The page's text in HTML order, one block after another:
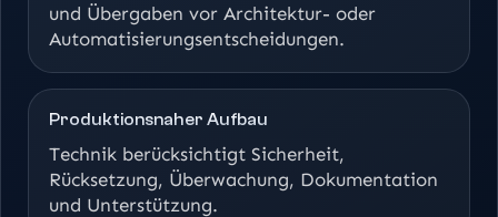
und Übergaben vor Architektur- oder
Automatisierungsentscheidungen.
Produktionsnaher Aufbau
Technik berücksichtigt Sicherheit,
Rücksetzung, Überwachung, Dokumentation
und Unterstützung.